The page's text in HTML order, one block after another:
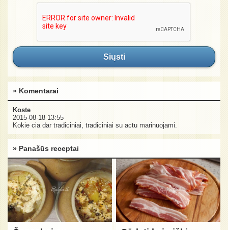
Siųsti
» Komentarai
Koste
2015-08-18 13:55
Kokie cia dar tradiciniai, tradiciniai su actu marinuojami.
» Panašūs receptai